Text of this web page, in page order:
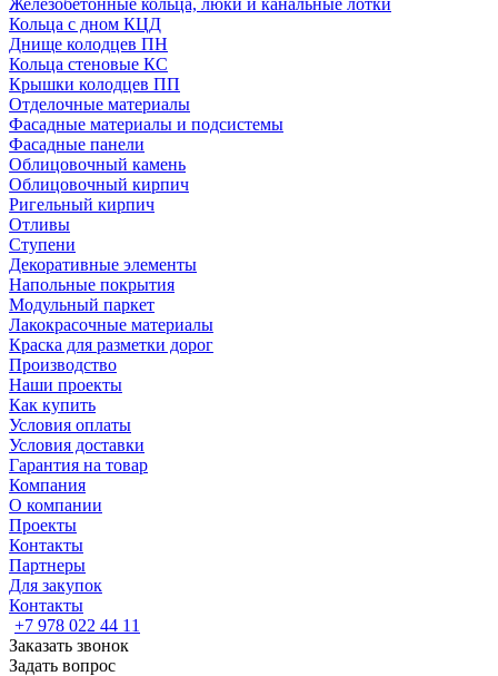
Железобетонные кольца, люки и канальные лотки
Кольца с дном КЦД
Днище колодцев ПН
Кольца стеновые КС
Крышки колодцев ПП
Отделочные материалы
Фасадные материалы и подсистемы
Фасадные панели
Облицовочный камень
Облицовочный кирпич
Ригельный кирпич
Отливы
Ступени
Декоративные элементы
Напольные покрытия
Модульный паркет
Лакокрасочные материалы
Краска для разметки дорог
Производство
Наши проекты
Как купить
Условия оплаты
Условия доставки
Гарантия на товар
Компания
О компании
Проекты
Контакты
Партнеры
Для закупок
Контакты
+7 978 022 44 11
Заказать звонок
Задать вопрос